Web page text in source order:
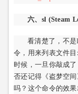
六、sl (Steam
看清楚了，不是
令，用来列表文件
时候，一旦你敲成
否还记得《盗梦空
吗？这个命令的效